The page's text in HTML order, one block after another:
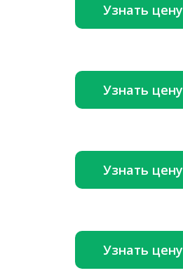
Узнать цену
Узнать цену
Узнать цену
Узнать цену